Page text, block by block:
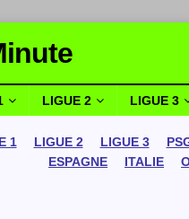
LIGUE 2 LIGUE 3
1 LIGUE 2 LIGUE 3
ESPAGNE
ITALIE